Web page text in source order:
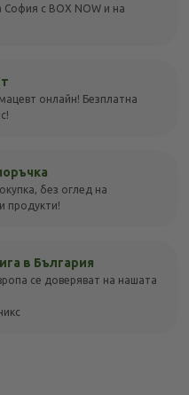
София с BOX NOW и на
онлайн! Безплатна
без оглед на
продукти!
в България
се доверяват на нашата